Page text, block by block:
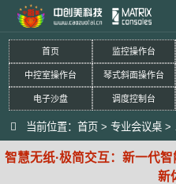
首页 监控操作台
中控室操作台 琴式斜面操作台
电子沙盘 调度控制台
当前位置：首页 > 专业会议桌 >
智慧无纸·极简交互：新一代
新